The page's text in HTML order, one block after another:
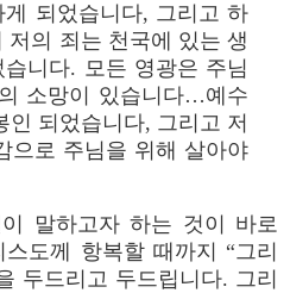
되었습니다, 그리고 하
저의 죄는 천국에 있는 생
니다. 모든 영광은 주님
소망이 있습니다…예수
되었습니다, 그리고 저
으로 주님을 위해 살아야
이 말하고자 하는 것이 바로
도께 항복할 때까지 “그리
두드리고 두드립니다. 그리